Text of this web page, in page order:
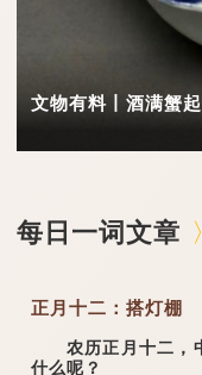
文物有料丨酒满蟹
每日一词文章
正月十二：搭灯棚
农历正月十二，中
什么呢？